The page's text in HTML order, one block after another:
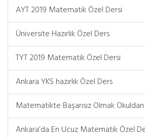
AYT 2019 Matematik Özel Dersi
Üniversite Hazırlık Özel Ders
TYT 2019 Matematik Özel Dersi
Ankara YKS hazırlık Özel Ders
Matematikte Başarısız Olmak
Ankara’da En Ucuz Matematik Özel